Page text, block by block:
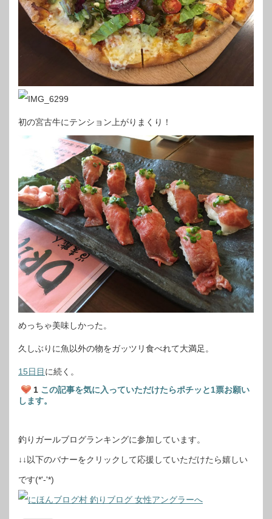
初の宮古牛にテンション上がりまくり！
めっちゃ美味しかった。
久しぶりに魚以外の物をガッツリ食べれて大満足。
15日目 に続く。
1 この記事を気に入っていただけたらポチッと1票お願い
します。
釣りガールブログランキングに参加しています。
↓↓以下のバナーをクリックして応援していただけたら嬉しい
です(*'-'*)